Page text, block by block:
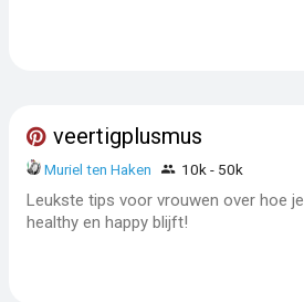
veertigplusmus
Muriel ten Haken 10k - 50k
Leukste tips voor vrouwen over hoe je
healthy en happy blijft!